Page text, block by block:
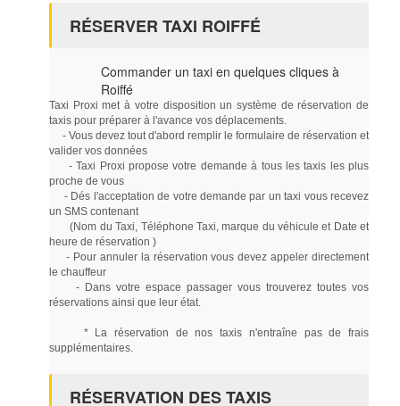
RÉSERVER TAXI ROIFFÉ
Commander un taxi en quelques cliques à
Roiffé
Taxi Proxi met à votre disposition un système de réservation de
taxis pour préparer à l'avance vos déplacements.
- Vous devez tout d'abord remplir le formulaire de réservation et
valider vos données
- Taxi Proxi propose votre demande à tous les taxis les plus
proche de vous
- Dés l'acceptation de votre demande par un taxi vous recevez
un SMS contenant
(Nom du Taxi, Téléphone Taxi, marque du véhicule et Date et
heure de réservation )
- Pour annuler la réservation vous devez appeler directement
le chauffeur
- Dans votre espace passager vous trouverez toutes vos
réservations ainsi que leur état.
* La réservation de nos taxis n'entraîne pas de frais
supplémentaires.
RÉSERVATION DES TAXIS